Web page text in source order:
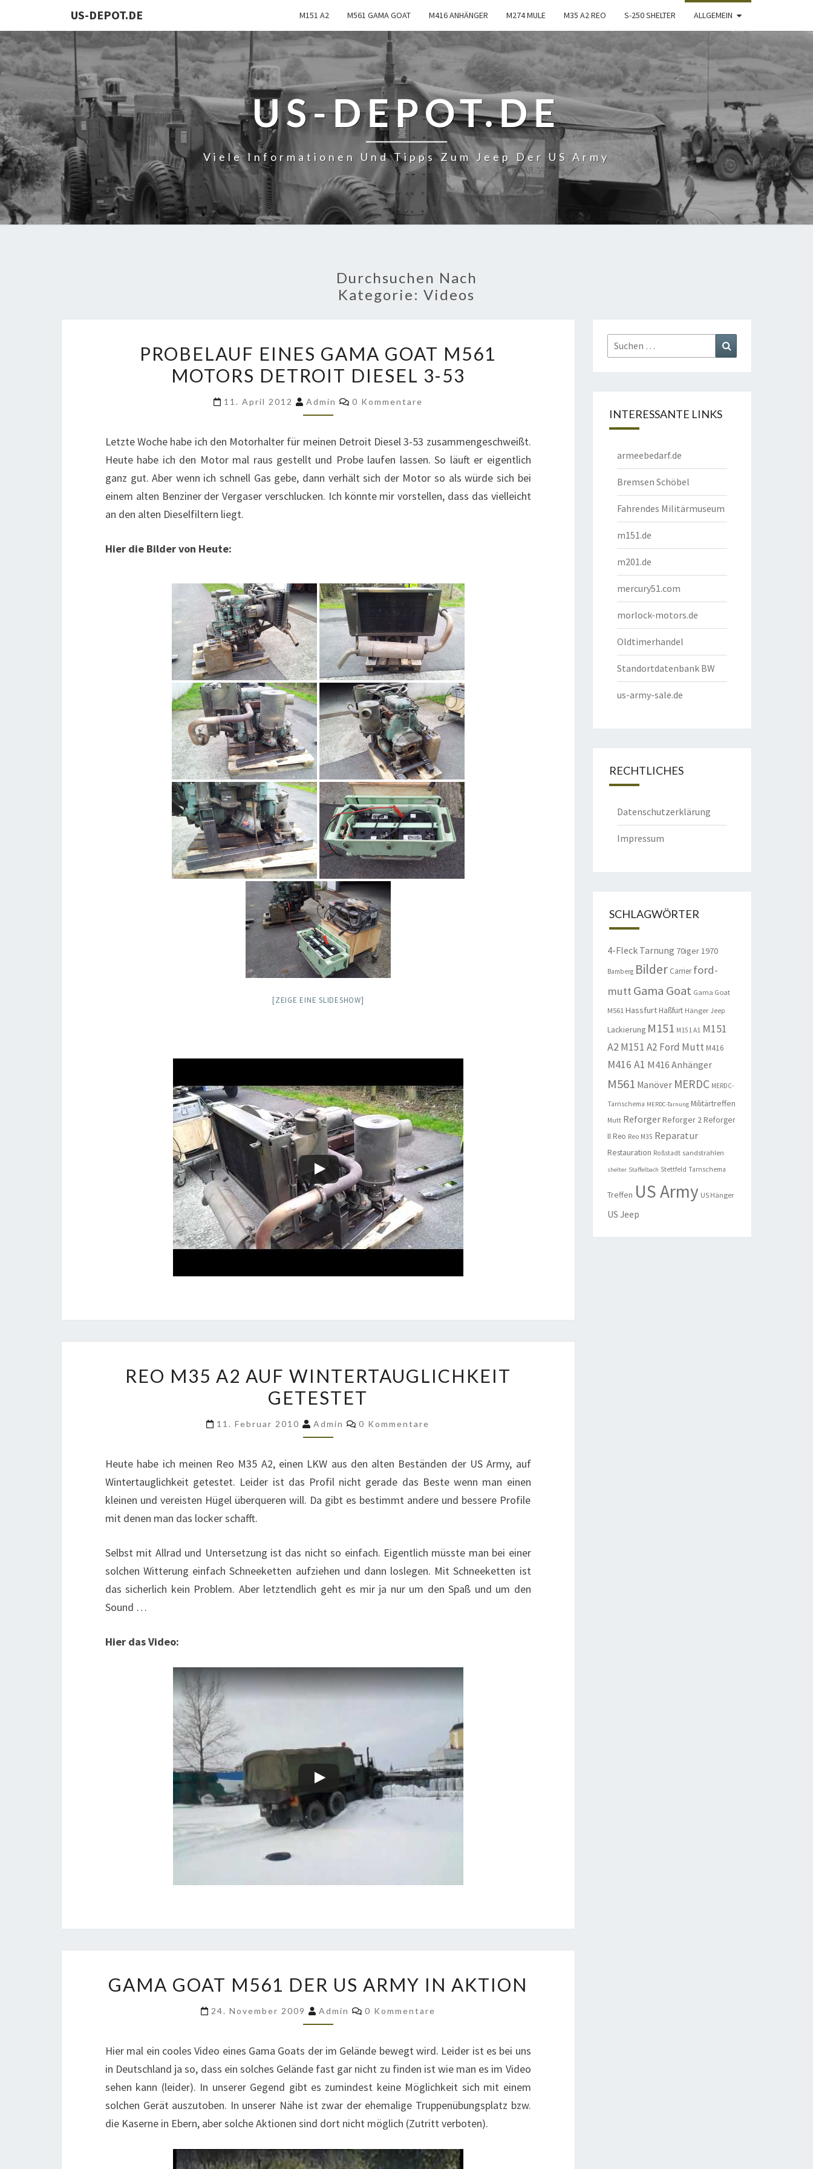
US-DEPOT.DE M151 A2 M561 GAMA GOAT M416 ANHÄNGER M274 MULE M35 A2 REO S-250 SHELTER ALLGEMEIN
US-DEPOT.DE
Viele Informationen Und Tipps Zum Jeep Der US Army
Durchsuchen Nach
Kategorie: Videos
EINES
GAMA
M561
DETROIT
DIESEL
3-
53
PROBELAUF EINES GAMA GOAT M561
MOTORS DETROIT DIESEL 3-53
11. April 2012 Admin Kommentare
0 Kommentare
Letzte Woche habe ich den Motorhalter für meinen Detroit Diesel 3-53 zusammengeschweißt.
Heute habe ich den Motor mal raus gestellt und Probe laufen lassen. So läuft er eigentlich
ganz gut. Aber wenn ich schnell Gas gebe, dann verhält sich der Motor so als würde sich bei
einem alten Benziner der Vergaser verschlucken. Ich könnte mir vorstellen, dass das vielleicht
an den alten Dieselfiltern liegt.
Hier die Bilder von Heute:
[ZEIGE EINE SLIDESHOW]
M35
A2
WINTERTAUGLICHKEIT
REO M35 A2 AUF WINTERTAUGLICHKEIT
GETESTET
11. Februar 2010 Admin Kommentare
0 Kommentare
Heute habe ich meinen Reo M35 A2, einen LKW aus den alten Beständen der US Army, auf
Wintertauglichkeit getestet. Leider ist das Profil nicht gerade das Beste wenn man einen
kleinen und vereisten Hügel überqueren will. Da gibt es bestimmt andere und bessere Profile
mit denen man das locker schafft.
Selbst mit Allrad und Untersetzung ist das nicht so einfach. Eigentlich müsste man bei einer
solchen Witterung einfach Schneeketten aufziehen und dann loslegen. Mit Schneeketten ist
das sicherlich kein Problem. Aber letztendlich geht es mir ja nur um den Spaß und um den
Sound …
Hier das Video:
GOAT
M561
DER
GAMA GOAT M561 DER US ARMY IN AKTION
24. November 2009 Admin Kommentare
0 Kommentare
Hier mal ein cooles Video eines Gama Goats der im Gelände bewegt wird. Leider ist es bei uns
in Deutschland ja so, dass ein solches Gelände fast gar nicht zu finden ist wie man es im Video
sehen kann (leider). In unserer Gegend gibt es zumindest keine Möglichkeit sich mit einem
solchen Gerät auszutoben. In unserer Nähe ist zwar der ehemalige Truppenübungsplatz bzw.
die Kaserne in Ebern, aber solche Aktionen sind dort nicht möglich (Zutritt verboten).
Suchen
nach:
INTERESSANTE LINKS
armeebedarf.de
Bremsen Schöbel
Fahrendes Militärmuseum
m151.de
m201.de
mercury51.com
morlock-motors.de
Oldtimerhandel
Standortdatenbank BW
us-army-sale.de
RECHTLICHES
Datenschutzerklärung
Impressum
SCHLAGWÖRTER
4-Fleck Tarnung 70iger1970
Bamberg Bilder Carrier ford-
mutt Gama Goat Gama Goat
M561 Hassfurt Haßfurt Hänger Jeep
Lackierung M151 M151 A1 M151
A2 M151 A2 Ford Mutt M416
M416 A1 M416 Anhänger
M561 Manöver MERDC MERDC-
Tarnschema MERDC-Tarnung Militärtreffen
Mutt ReforgerReforger 2Reforger
II Reo Reo M35 Reparatur
Restauration Roßstadt sandstrahlen
shelter Staffelbach Stettfeld Tarnschema
Treffen US Army US Hänger
US Jeep